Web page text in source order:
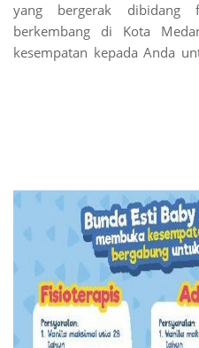
yang bergerak dibidang
berkembang di Kota
kesempatan kepada Anda